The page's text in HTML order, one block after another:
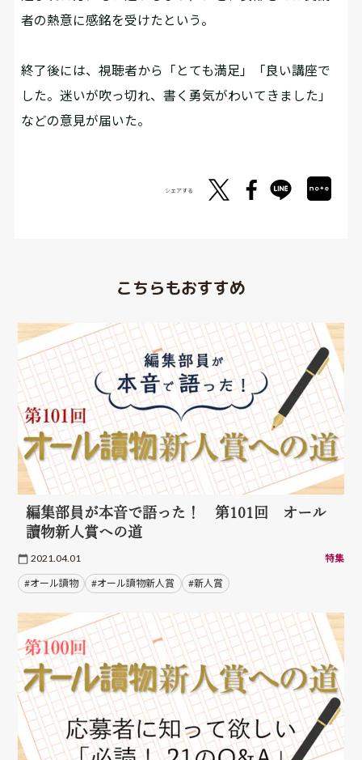
者の熱意に感銘を受けたという。
終了後には、視聴者から「とても満足」「良い講座で
した。迷いが吹っ切れ、書く勇気がわいてきました」
などの意見が届いた。
シェアする
こちらもおすすめ
編集部員が本音で語った！ 第101回 オール
讀物新人賞への道
2021.04.01 特集
#オール讀物 #オール讀物新人賞 #新人賞